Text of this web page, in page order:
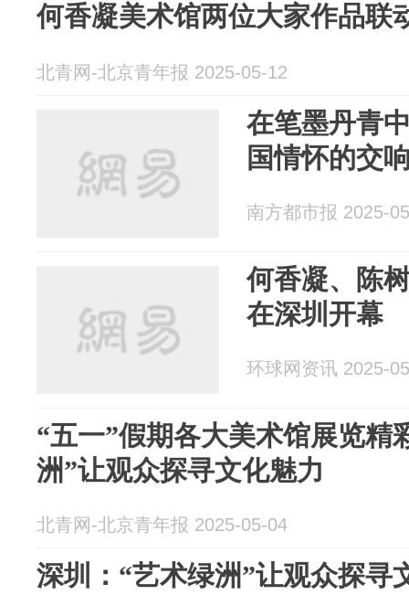
何香凝美术馆两位大家作品联
北青网-北京青年报 2025-05-12
在笔墨丹青
国情怀的交
南方都市报 2025-
何香凝、陈
在深圳开幕
环球网资讯 2025-
“五一”假期各大美术馆展览精
洲”让观众探寻文化魅力
北青网-北京青年报 2025-05-04
深圳：“艺术绿洲”让观众探寻